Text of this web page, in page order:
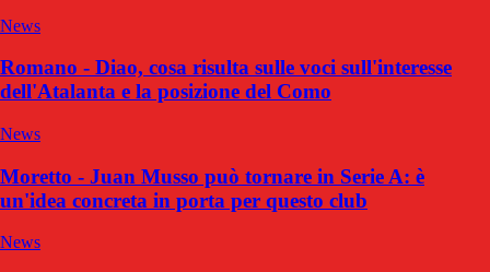
News
Romano - Diao, cosa risulta sulle voci sull'interesse
dell'Atalanta e la posizione del Como
News
Moretto - Juan Musso può tornare in Serie A: è
un'idea concreta in porta per questo club
News